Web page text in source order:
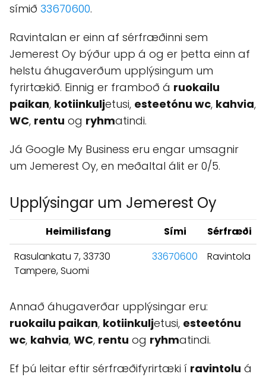
símið 33670600.
Ravintalan er einn af sérfræðinni sem
Jemerest Oy býður upp á og er þetta einn af
helstu áhugaverðum upplýsingum um
fyrirtækið. Einnig er framboð á ruokailu
paikan, kotiinkuljetusi, esteetónu wc, kahvia,
WC, rentu og ryhmatindi.
Já Google My Business eru engar umsagnir
um Jemerest Oy, en meðaltal álit er 0/5.
Upplýsingar um Jemerest Oy
Heimilisfang Sími
Sérfræði
Rasulankatu 7, 33730
Tampere, Suomi
33670600 Ravintola
Annað áhugaverðar upplýsingar eru:
ruokailu paikan, kotiinkuljetusi, esteetónu
wc, kahvia, WC, rentu og ryhmatindi.
Ef þú leitar eftir sérfræðifyrirtæki í ravintolu á